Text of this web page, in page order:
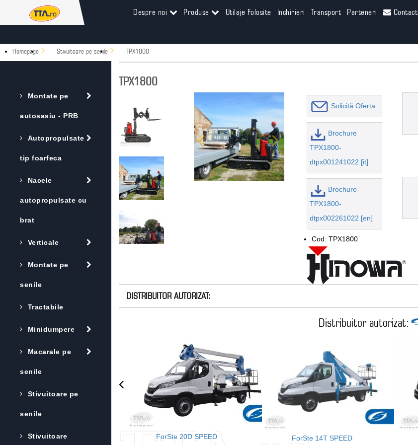
Despre noi Produse Utilaje Folosite Inchirieri Transport Parteneri Contact
Homepage Stivuitoare pe senile TPX1800
Montate pe
autosasiu - PRB
Autopropulsate
tip foarfeca
Nacele
autopropulsate cu
brat
Verticale
Montate pe
senile
Tractabile
Minidumpere
Macarale pe
senile
Stivuitoare pe
senile
Stivuitoare
TPX1800
Solicită Oferta
Brochure
TPX1800-
dtpx001241022 [it]
Brochure-
TPX1800-
dtpx002261022 [en]
Cod: TPX1800
DISTRIBUITOR AUTORIZAT:
Distribuitor autorizat:
ForSte 20D SPEED ForSte 14T SPEED